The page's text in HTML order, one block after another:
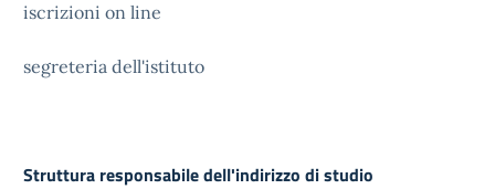
iscrizioni on line
segreteria dell'istituto
Struttura responsabile dell'indirizzo di studio